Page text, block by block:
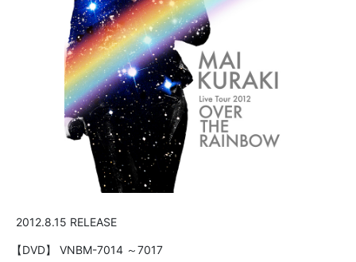
2012.8.15 RELEASE
【DVD】 VNBM-7014 ～7017